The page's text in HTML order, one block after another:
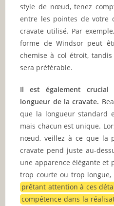
style de nœud, tenez
entre les pointes de votre
cravate utilisé. Par
forme de Windsor peut
chemise à col étroit,
sera préférable.
Il est également crucial
longueur de la cravate.
que la longueur standard
mais chacun est unique.
nœud, veillez à ce que la
cravate pend juste au-
une apparence élégante et
trop courte ou trop
prêtant attention à ces
compétence dans la